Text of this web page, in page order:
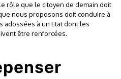
rôle que le citoyen de demain doit
nous proposons doit conduire à
adossées à un Etat dont les
être renforcées.